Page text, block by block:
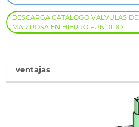
DESCARGA CATÁLOGO VÁLVULAS DE
MARIPOSA EN HIERRO FUNDIDO
ventajas